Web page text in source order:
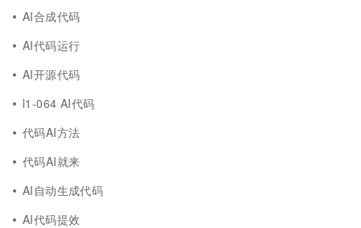
AI合成代码
AI代码运行
AI开源代码
l1-064 AI代码
代码AI方法
代码AI就来
AI自动生成代码
AI代码提效